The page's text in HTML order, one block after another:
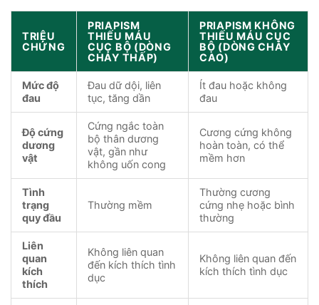
TRIỆU
CHỨNG
PRIAPISM
THIẾU MÁU
CỤC BỘ (DÒNG
CHẢY THẤP)
PRIAPISM KHÔNG
THIẾU MÁU CỤC
BỘ (DÒNG CHẢY
CAO)
Mức độ
đau
Đau dữ dội, liên
tục, tăng dần
Ít đau hoặc không
đau
Độ cứng
dương
vật
Cứng ngắc toàn
bộ thân dương
vật, gần như
không uốn cong
Cương cứng không
hoàn toàn, có thể
mềm hơn
Tình
trạng
quy đầu
Thường mềm
Thường cương
cứng nhẹ hoặc bình
thường
Liên
quan
kích
thích
Không liên quan
đến kích thích tình
dục
Không liên quan đến
kích thích tình dục